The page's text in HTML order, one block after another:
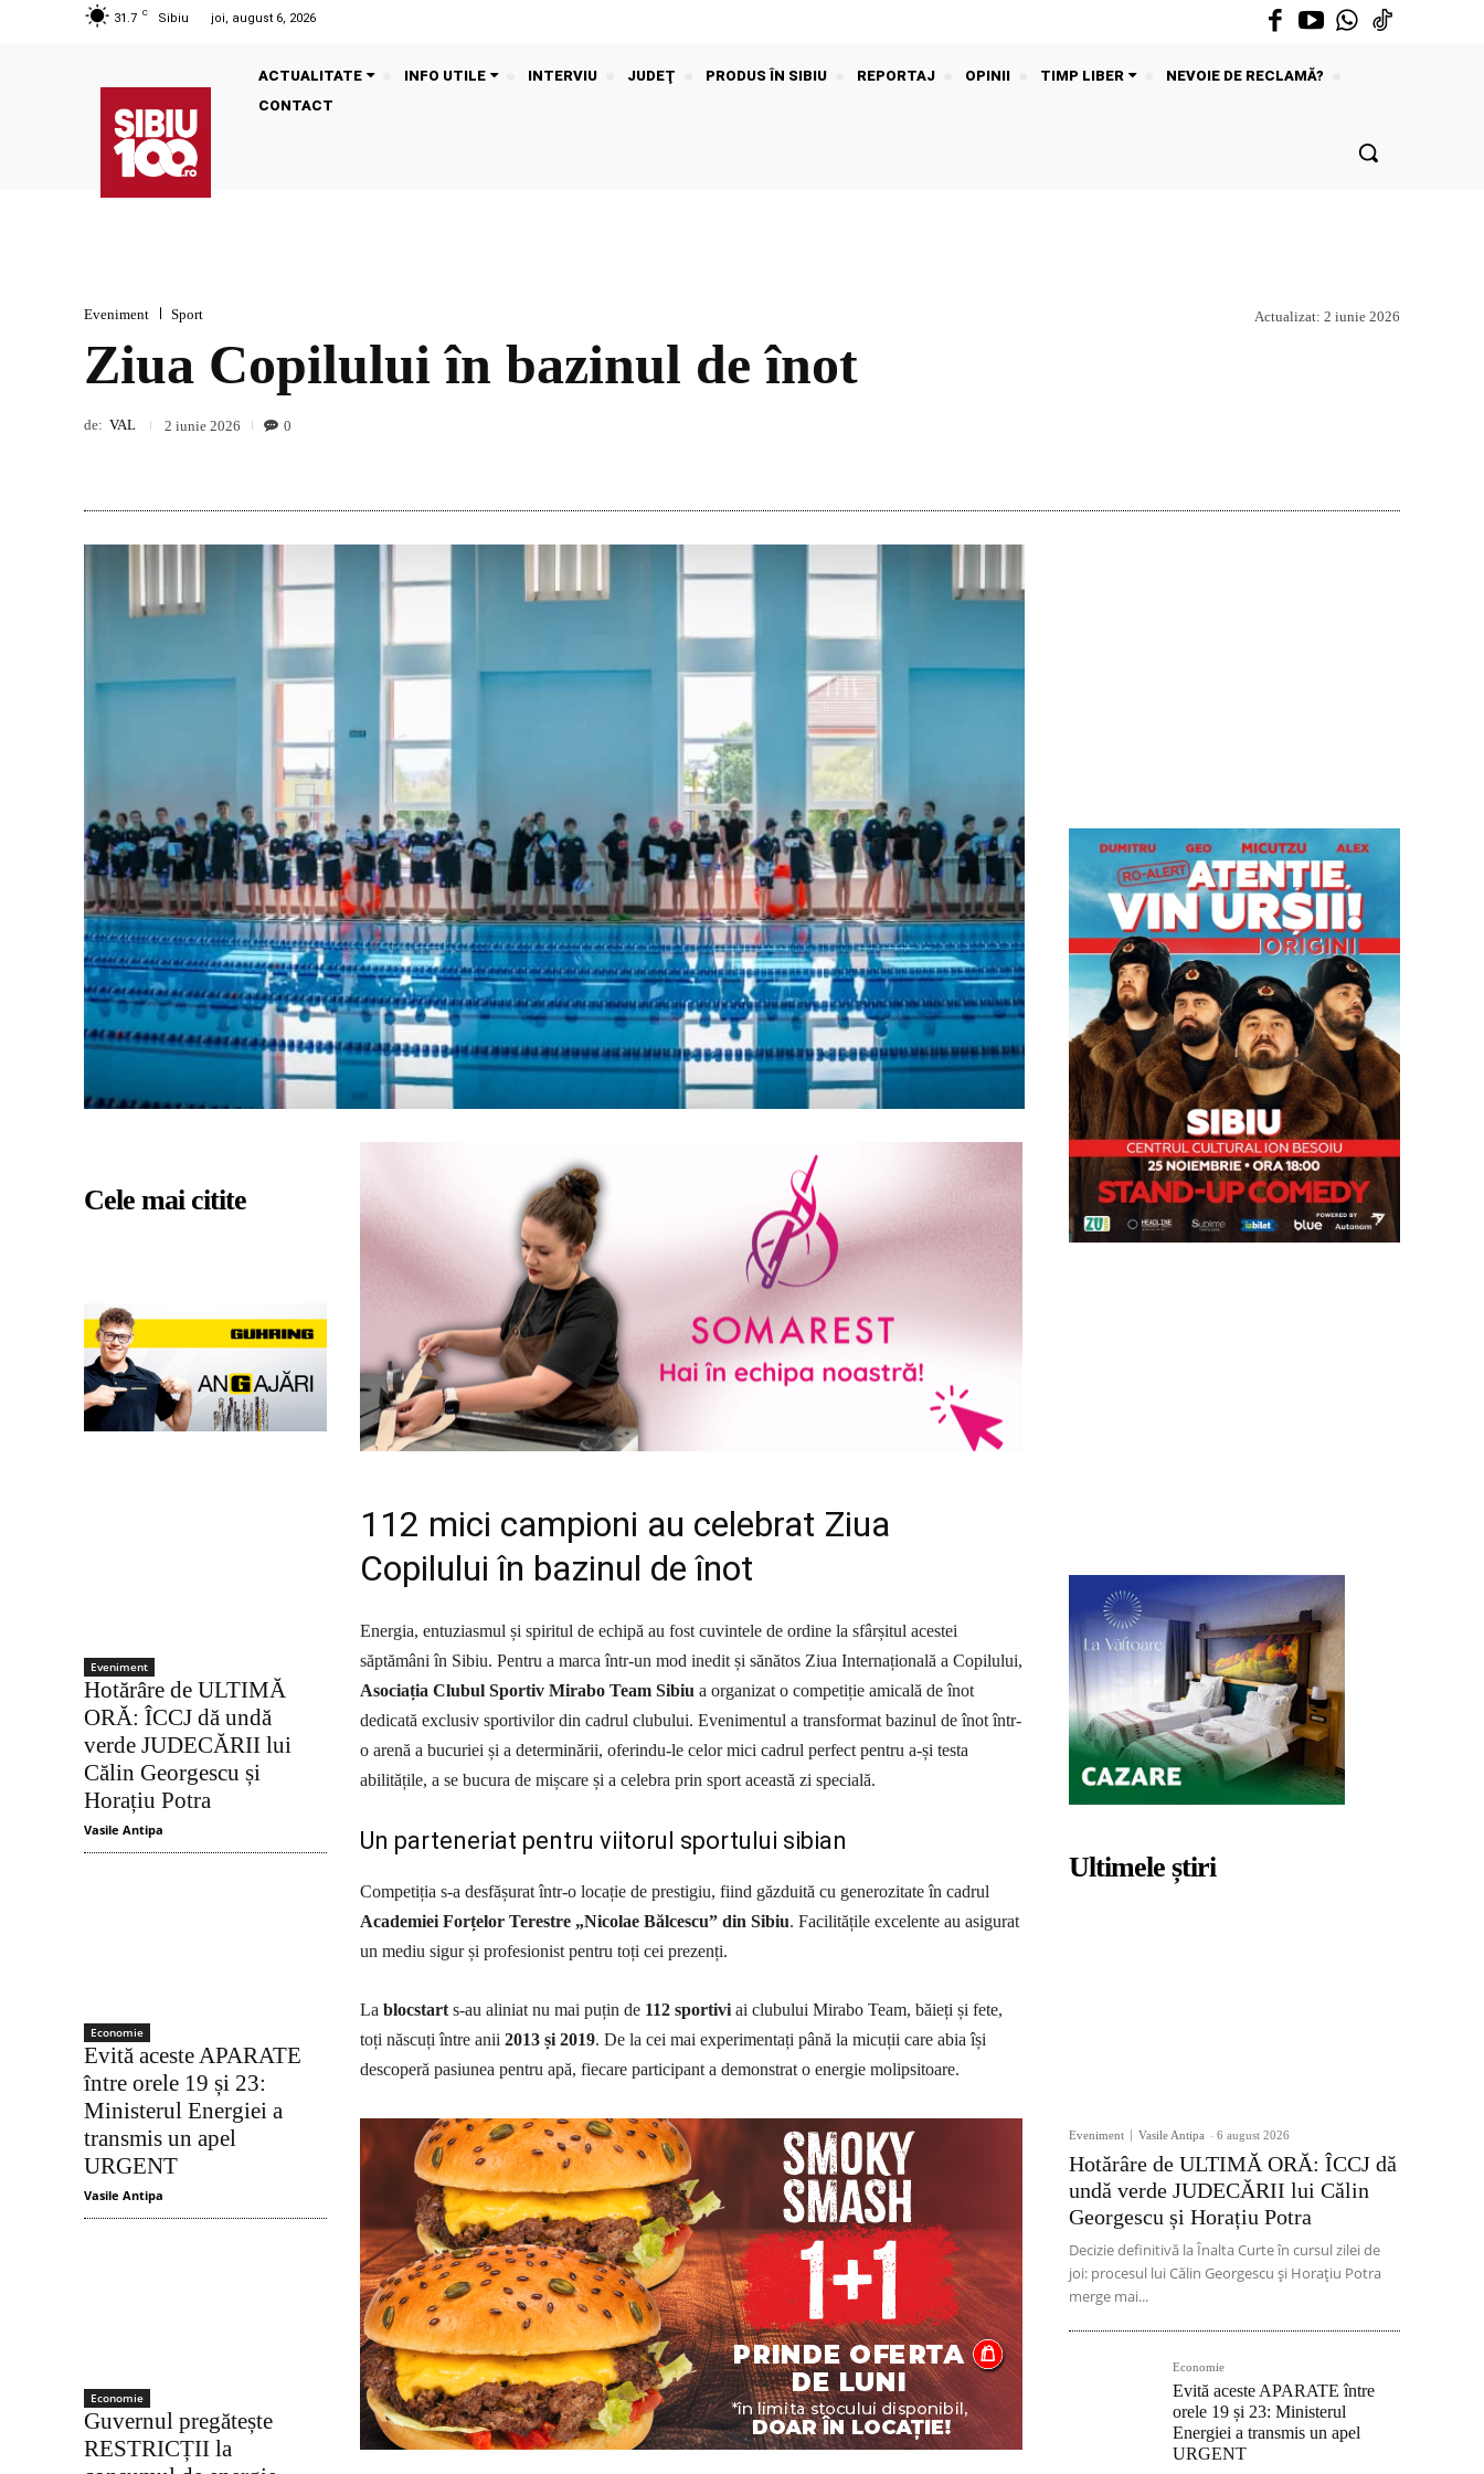
31.7 C Sibiu joi, august 6, 2026
ACTUALITATE INFO UTILE INTERVIU JUDEŢ PRODUS ÎN SIBIU REPORTAJ OPINII TIMP LIBER
NEVOIE DE RECLAMĂ?
CONTACT
Eveniment Sport Actualizat: 2 iunie 2026
Ziua Copilului în bazinul de înot
de: VAL 2 iunie 2026 0
Cele mai citite
Eveniment
Hotărâre de ULTIMĂ
ORĂ: ÎCCJ dă undă
verde JUDECĂRII lui
Călin Georgescu și
Horațiu Potra
Vasile Antipa
Economie
Evită aceste APARATE
între orele 19 și 23:
Ministerul Energiei a
transmis un apel
URGENT
Vasile Antipa
Economie
Guvernul pregătește
RESTRICȚII la
112 mici campioni au celebrat Ziua
Copilului în bazinul de înot
Energia, entuziasmul și spiritul de echipă au fost cuvintele de ordine la sfârșitul acestei
săptămâni în Sibiu. Pentru a marca într-un mod inedit și sănătos Ziua Internațională a Copilului,
Asociația Clubul Sportiv Mirabo Team Sibiu a organizat o competiție amicală de înot
dedicată exclusiv sportivilor din cadrul clubului. Evenimentul a transformat bazinul de înot într-
o arenă a bucuriei și a determinării, oferindu-le celor mici cadrul perfect pentru a-și testa
abilitățile, a se bucura de mișcare și a celebra prin sport această zi specială.
Un parteneriat pentru viitorul sportului sibian
Competiția s-a desfășurat într-o locație de prestigiu, fiind găzduită cu generozitate în cadrul
Academiei Forțelor Terestre „Nicolae Bălcescu” din Sibiu. Facilitățile excelente au asigurat
un mediu sigur și profesionist pentru toți cei prezenți.
La blocstart s-au aliniat nu mai puțin de 112 sportivi ai clubului Mirabo Team, băieți și fete,
toți născuți între anii 2013 și 2019. De la cei mai experimentați până la micuții care abia își
descoperă pasiunea pentru apă, fiecare participant a demonstrat o energie molipsitoare.
Ultimele știri
Eveniment Vasile Antipa - 6 august 2026
Hotărâre de ULTIMĂ ORĂ: ÎCCJ dă
undă verde JUDECĂRII lui Călin
Georgescu și Horațiu Potra
Decizie definitivă la Înalta Curte în cursul zilei de
joi: procesul lui Călin Georgescu și Horațiu Potra
merge mai...
Economie
Evită aceste APARATE între
orele 19 și 23: Ministerul
Energiei a transmis un apel
URGENT